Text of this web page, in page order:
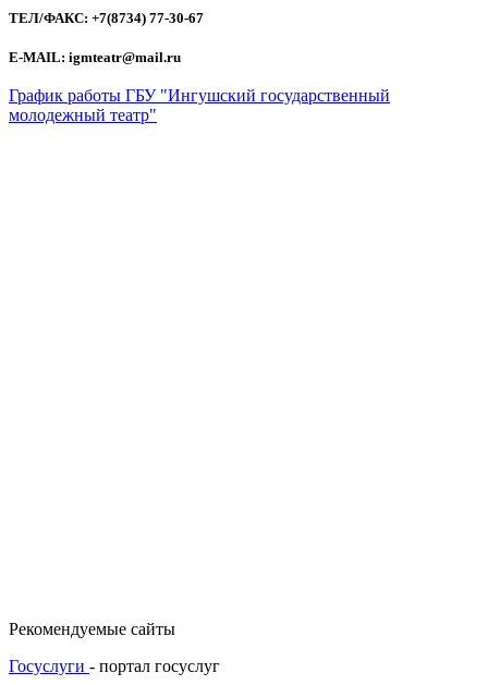
ТЕЛ/ФАКС: +7(8734) 77-30-67
E-MAIL: igmteatr@mail.ru
График работы ГБУ "Ингушский государственный
молодежный театр"
Рекомендуемые сайты
Госуслуги - портал госуслуг